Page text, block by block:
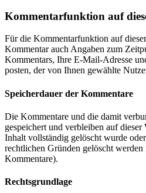
Kommentar­funktion auf
Für die Kommentarfunktion auf
Kommentar auch Angaben zum
Kommentars, Ihre E-Mail-Adresse
posten, der von Ihnen gewählte
Speicherdauer der Kommentare
Die Kommentare und die damit
gespeichert und verbleiben auf
Inhalt vollständig gelöscht wurde
rechtlichen Gründen gelöscht
Kommentare).
Rechtsgrundlage